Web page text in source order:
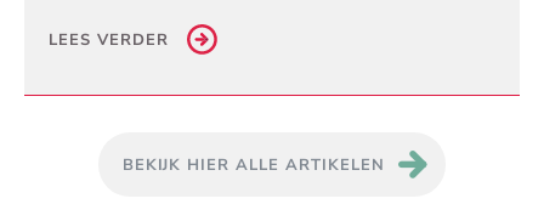
LEES VERDER
BEKIJK HIER ALLE ARTIKELEN